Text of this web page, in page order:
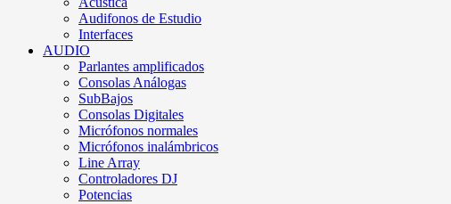
Audifonos de Estudio
Interfaces
AUDIO
Parlantes amplificados
Consolas Análogas
SubBajos
Consolas Digitales
Micrófonos normales
Micrófonos inalámbricos
Line Array
Controladores DJ
Potencias